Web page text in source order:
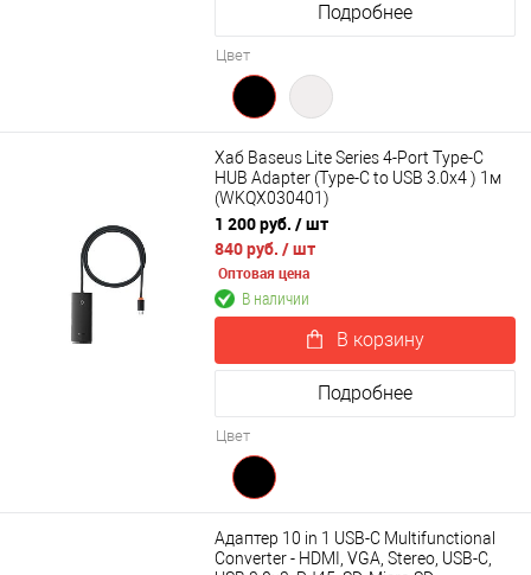
Подробнее
Цвет
Хаб Baseus Lite Series 4-Port Type-C
HUB Adapter (Type-C to USB 3.0x4 ) 1м
(WKQX030401)
1 200 руб. / шт
840 руб. / шт
Оптовая цена
В наличии
В корзину
Подробнее
Цвет
Адаптер 10 in 1 USB-C Multifunctional
Converter - HDMI, VGA, Stereo, USB-C,